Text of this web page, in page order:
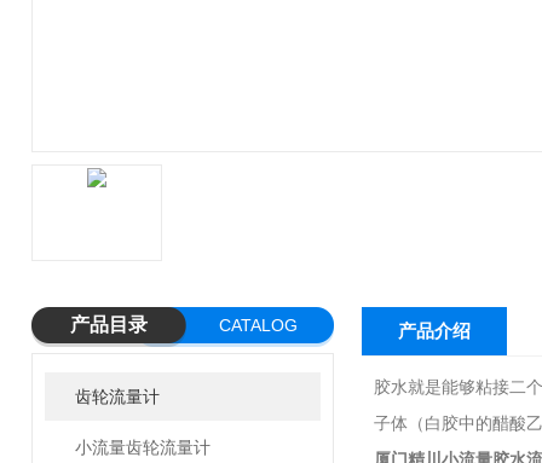
产品目录 CATALOG
齿轮流量计
小流量齿轮流量计
产品介绍
胶水就是能够粘接二
子体（白胶中的醋酸